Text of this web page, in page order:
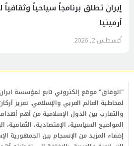
إيران تطلق برنامجاً سياحياً وثقافياً
أرمينيا
أغسطس 2, 2026
"الوفاق" موقع إلكتروني تابع لمؤسسة
لمخاطبة العالم العربي والإسلامي. تعزيز
والتقارب بين الدول الإسلامية من أهم
المواضيع السياسية، الإقتصادية،
إضفاء المزيد من الإنسجام بين الجمهورية